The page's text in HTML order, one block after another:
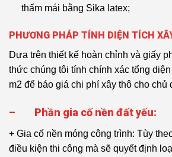
thấm mái bằng Sika latex;
PHƯƠNG PHÁP TÍNH DIỆN TÍCH
Dựa trên thiết kế hoàn chỉnh và giấy
thức chúng tôi tính chính xác tổng
m2 để báo giá chi phí xây thô cho chủ
– Phần gia cố nền đất yếu:
+ Gia cố nền móng công trình: Tùy
điều kiện thi công mà sẽ quyết định